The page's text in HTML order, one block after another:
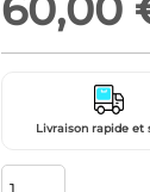
Livraison rapide et